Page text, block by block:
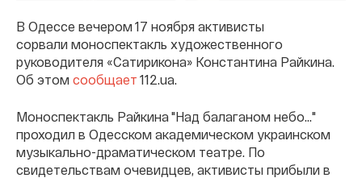
В Одессе вечером 17 ноября активисты
сорвали моноспектакль художественного
руководителя «Сатирикона» Константина Райкина.
Об этом сообщает 112.ua.
Моноспектакль Райкина "Над балаганом небо…"
проходил в Одесском академическом украинском
музыкально-драматическом театре. По
свидетельствам очевидцев, активисты прибыли в